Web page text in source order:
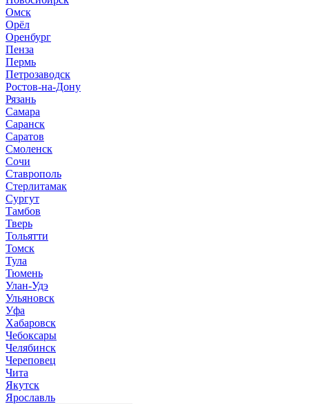
Омск
Орёл
Оренбург
Пенза
Пермь
Петрозаводск
Ростов-на-Дону
Рязань
Самара
Саранск
Саратов
Смоленск
Сочи
Ставрополь
Стерлитамак
Сургут
Тамбов
Тверь
Тольятти
Томск
Тула
Тюмень
Улан-Удэ
Ульяновск
Уфа
Хабаровск
Чебоксары
Челябинск
Череповец
Чита
Якутск
Ярославль